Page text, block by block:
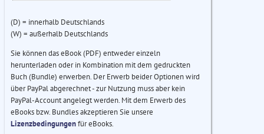
(D) = innerhalb Deutschlands
(W) = außerhalb Deutschlands
Sie können das eBook (PDF) entweder einzeln
herunterladen oder in Kombination mit dem gedruckten
Buch (Bundle) erwerben. Der Erwerb beider Optionen wird
über PayPal abgerechnet - zur Nutzung muss aber kein
PayPal-Account angelegt werden. Mit dem Erwerb des
eBooks bzw. Bundles akzeptieren Sie unsere
Lizenzbedingungenfür eBooks.